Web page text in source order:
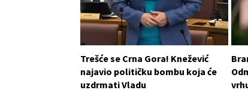
Trešće se Crna Gora! Knežević
najavio političku bombu koja će
uzdrmati Vladu